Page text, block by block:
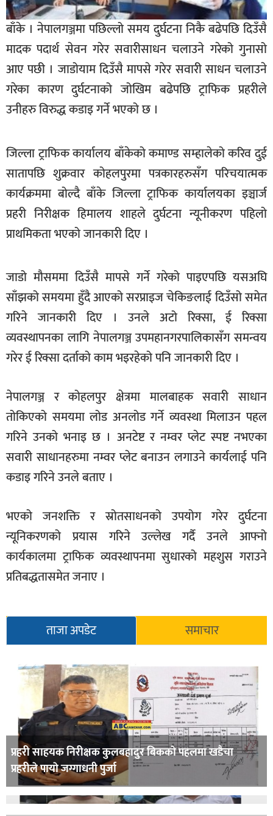
सूचना-
प्रवधि
बाँके । नेपालगञ्जमा पछिल्लो समय दुर्घटना निकै बढेपछि दिउँसै
मादक पदार्थ सेवन गरेर सवारीसाधन चलाउने गरेको गुनासो
आए पछी । जाडोयाम दिउँसै मापसे गरेर सवारी साधन चलाउने
गरेका कारण दुर्घटनाको जोखिम बढेपछि ट्राफिक प्रहरीले
उनीहरु विरुद्ध कडाइ गर्ने भएको छ ।
जिल्ला ट्राफिक कार्यालय बाँकेको कमाण्ड सम्हालेको करिव दुई
सातापछि शुक्रवार कोहलपुरमा पत्रकारहरुसँग परिचयात्मक
कार्यक्रममा बोल्दै बाँके जिल्ला ट्राफिक कार्यालयका इञ्चार्ज
प्रहरी निरीक्षक हिमालय शाहले दुर्घटना न्यूनीकरण पहिलो
प्राथमिकता भएको जानकारी दिए ।
जाडो मौसममा दिउँसै मापसे गर्ने गरेको पाइएपछि यसअघि
साँझको समयमा हुँदै आएको सरप्राइज चेकिङलाई दिउँसो समेत
गरिने जानकारी दिए । उनले अटो रिक्सा, ई रिक्सा
व्यवस्थापनका लागि नेपालगञ्ज उपमहानगरपालिकासँग समन्वय
गरेर ई रिक्सा दर्ताको काम भइरहेको पनि जानकारी दिए ।
नेपालगञ्ज र कोहलपुर क्षेत्रमा मालबाहक सवारी साधान
तोकिएको समयमा लोड अनलोड गर्ने व्यवस्था मिलाउन पहल
गरिने उनको भनाइ छ । अनटेष्ट र नम्वर प्लेट स्पष्ट नभएका
सवारी साधानहरुमा नम्वर प्लेट बनाउन लगाउने कार्यलाई पनि
कडाइ गरिने उनले बताए ।
भएको जनशक्ति र स्रोतसाधनको उपयोग गरेर दुर्घटना
न्यूनिकरणको प्रयास गरिने उल्लेख गर्दै उनले आफ्नो
कार्यकालमा ट्राफिक व्यवस्थापनमा सुधारको महशुस गराउने
प्रतिबद्धतासमेत जनाए ।
ताजा अपडेट समाचार
प्रहरी साहयक निरीक्षक कुलबहादुर बिककाे पहलमा खडैचा
प्रहरीले पायाे जग्गाधनी पुर्जा